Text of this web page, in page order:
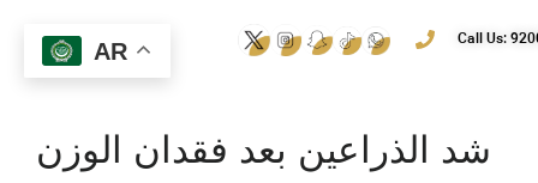
Call Us:
شد الذراعين بعد فقدان الوزن
AR